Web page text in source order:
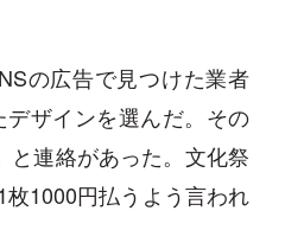
の広告で見つけた業者
ザインを選んだ。その
と連絡があった。文化祭
1000円払うよう言われ